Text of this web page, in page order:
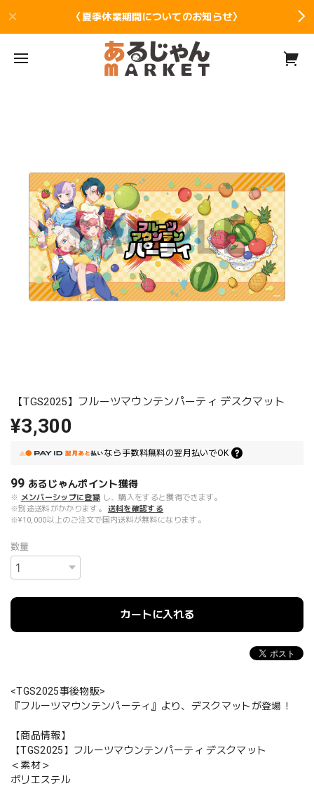
〈夏季休業期間についてのお知らせ〉
【TGS2025】フルーツマウンテンパーティ デスクマット
¥3,300
なら 手数料無料の翌月払いでOK
99 あるじゃんポイント獲得
※ メンバーシップに登録 し、購入をすると獲得できます。
※別途送料がかかります。
送料を確認する
※¥10,000以上のご注文で国内送料が無料になります。
数量
カートに入れる
<TGS2025事後物販>
『フルーツマウンテンパーティ』より、デスクマットが登場！
【商品情報】
【TGS2025】フルーツマウンテンパーティ デスクマット
＜素材＞
ポリエステル